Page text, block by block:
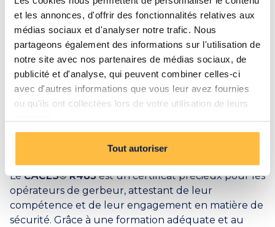
et les annonces, d'offrir des fonctionnalités relatives aux
médias sociaux et d'analyser notre trafic. Nous
partageons également des informations sur l'utilisation de
notre site avec nos partenaires de médias sociaux, de
publicité et d'analyse, qui peuvent combiner celles-ci
avec d'autres informations que vous leur avez fournies
ou qu'ils ont collectées lors de votre utilisation de leurs
Tout autoriser
l'arrêt d'urgence du gerbeur et les mesures à
prendre en cas d'incident ou d'accident.
Respectez les recommandations de charge
maximale pour le gerbeur. Veillez à ce que les
charges soient correctement réparties et sécurisées
pour éviter les déséquilibres et les risques de
LeCACES® R485est un certificat précieux pour les
opérateurs de gerbeur, attestant de leur
compétence et de leur engagement en matière de
sécurité. Grâce à une formation adéquate et au